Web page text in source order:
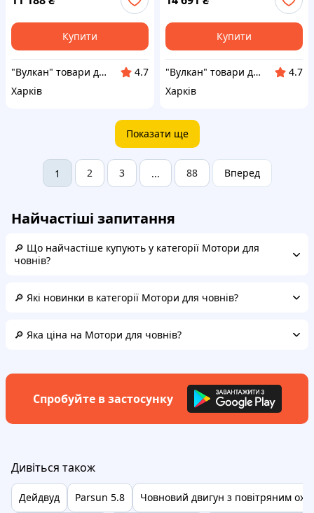
заряду
Купити
"Вулкан" товари для риболовлі, полювання, туризму та дайвінгу, човни та мотори
4.7
Харків
солоної води
Купити
"Вулкан" товари для риболовлі, полювання, туризму та дайвінгу, човни та мотори
4.7
Харків
Показати ще
1 2 3 ... 88 Вперед
Найчастіші запитання
🔎 Що найчастіше купують у категорії Мотори для
човнів?
🔎 Які новинки в категорії Мотори для човнів?
🔎 Яка ціна на Мотори для човнів?
Спробуйте в застосунку
Дивіться також
Дейдвуд Parsun 5.8 Човновий двигун з повітряним